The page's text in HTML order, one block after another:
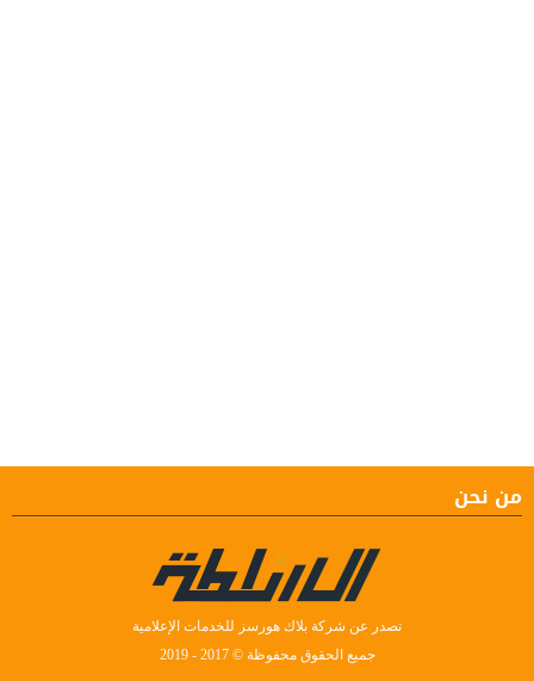
من نحن
تصدر عن شركة بلاك هورسز للخدمات الإعلامية
جميع الحقوق محفوظة © 2017 - 2019